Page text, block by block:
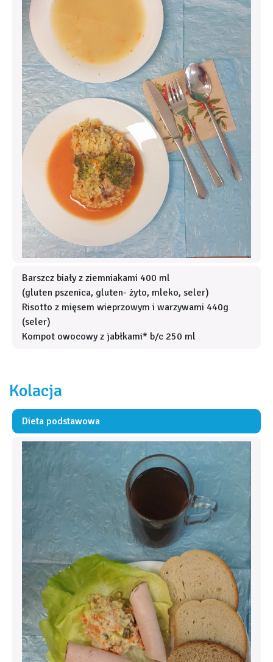
Barszcz biały z ziemniakami 400 ml
(gluten pszenica, gluten- żyto, mleko, seler)
Risotto z mięsem wieprzowym i warzywami 440g
(seler)
Kompot owocowy z jabłkami* b/c 250 ml
Kolacja
Dieta podstawowa